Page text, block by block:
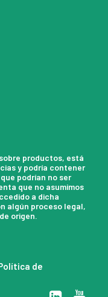
productos, está
y podría contener
podrían no ser
que no asumimos
a dicha
algún proceso legal,
origen.
de